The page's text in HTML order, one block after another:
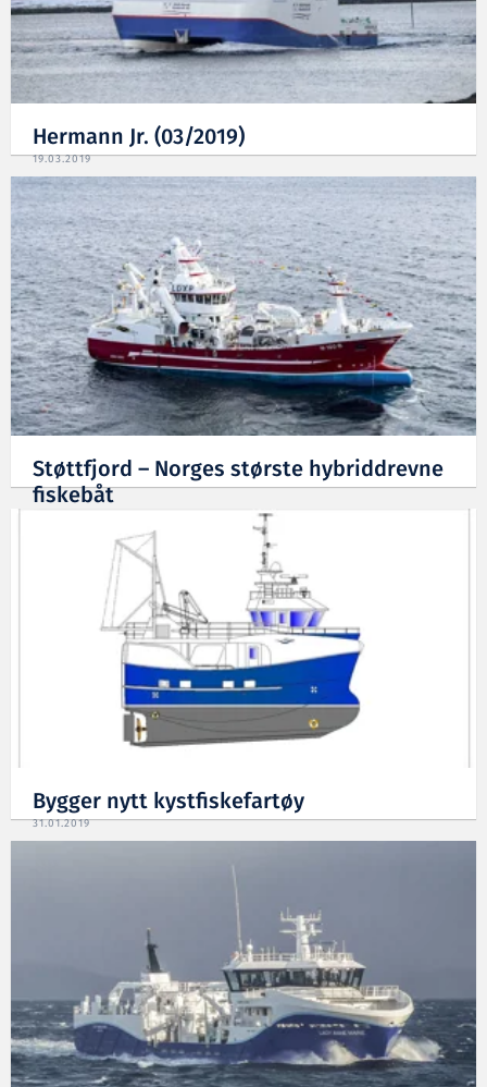
Hermann Jr. (03/2019)
19.03.2019
Støttfjord – Norges største hybriddrevne
fiskebåt
Bygger nytt kystfiskefartøy
31.01.2019